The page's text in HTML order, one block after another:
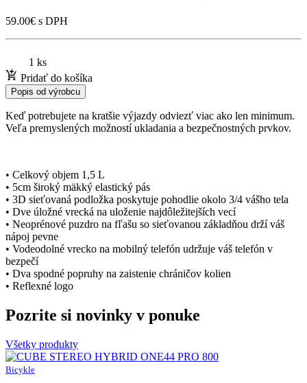
59.00€ s DPH
1 ks
Pridať do košíka
Popis od výrobcu
Keď potrebujete na kratšie výjazdy odviezť viac ako len minimum.
Veľa premyslených možností ukladania a bezpečnostných prvkov.
• Celkový objem 1,5 L
• 5cm široký mäkký elastický pás
• 3D sieťovaná podložka poskytuje pohodlie okolo 3/4 vášho tela
• Dve úložné vrecká na uloženie najdôležitejších vecí
• Neoprénové puzdro na fľašu so sieťovanou základňou drží váš
nápoj pevne
• Vodeodolné vrecko na mobilný telefón udržuje váš telefón v
bezpečí
• Dva spodné popruhy na zaistenie chráničov kolien
• Reflexné logo
Pozrite si novinky v ponuke
Všetky produkty
Bicykle